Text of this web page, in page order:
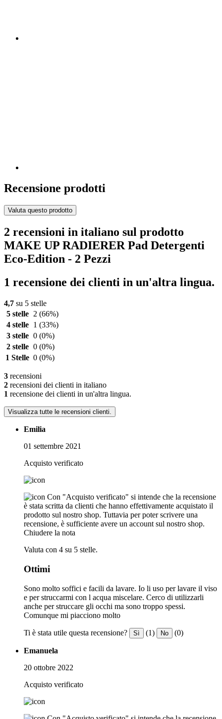
Recensione prodotti
Valuta questo prodotto
2 recensioni in italiano sul prodotto
MAKE UP RADIERER Pad Detergenti
Eco-Edition - 2 Pezzi
1 recensione dei clienti in un'altra lingua.
4,7 su 5 stelle
5 stelle
2 (66%)
4 stelle
1 (33%)
3 stelle 0 (0%)
2 stelle 0 (0%)
1 Stelle 0 (0%)
3 recensioni
2 recensioni dei clienti in italiano
1 recensione dei clienti in un'altra lingua.
Visualizza tutte le recensioni clienti.
Emilia
01 settembre 2021
Acquisto verificato
Con "Acquisto verificato" si intende che la recensione
è stata scritta da clienti che hanno effettivamente acquistato il
prodotto sul nostro shop. Tuttavia per poter scrivere una
recensione, è sufficiente avere un account sul nostro shop.
Chiudere la nota
Valuta con 4 su 5 stelle.
Ottimi
Sono molto soffici e facili da lavare. Io li uso per lavare il viso
e per struccarmi con l acqua miscelare. Cerco di utilizzarli
anche per struccare gli occhi ma sono troppo spessi.
Comunque mi piacciono molto
Ti è stata utile questa recensione? Sì (1) No (0)
Emanuela
20 ottobre 2022
Acquisto verificato